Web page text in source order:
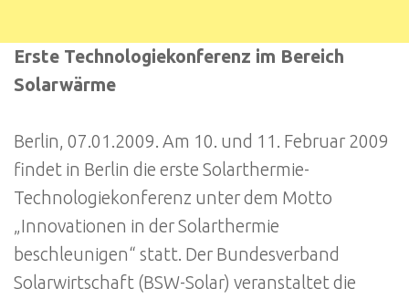
Erste Technologiekonferenz im Bereich
Solarwärme
Berlin, 07.01.2009. Am 10. und 11. Februar 2009
findet in Berlin die erste Solarthermie-
Technologiekonferenz unter dem Motto
„Innovationen in der Solarthermie
beschleunigen“ statt. Der Bundesverband
Solarwirtschaft (BSW-Solar) veranstaltet die